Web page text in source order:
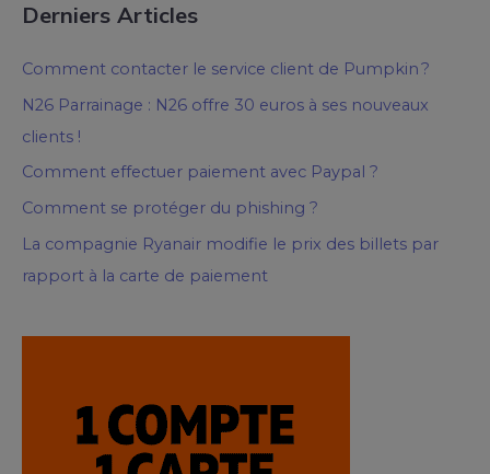
Derniers Articles
Comment contacter le service client de Pumpkin ?
N26 Parrainage : N26 offre 30 euros à ses nouveaux
clients !
Comment effectuer paiement avec Paypal ?
Comment se protéger du phishing ?
La compagnie Ryanair modifie le prix des billets par
rapport à la carte de paiement